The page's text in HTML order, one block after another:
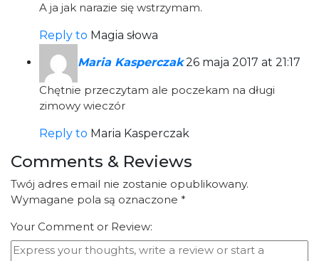
A ja jak narazie się wstrzymam.
Reply to Magia słowa
Maria Kasperczak 26 maja 2017 at 21:17
Chętnie przeczytam ale poczekam na długi
zimowy wieczór
Reply to Maria Kasperczak
Comments & Reviews
Twój adres email nie zostanie opublikowany.
Wymagane pola są oznaczone *
Your Comment or Review: